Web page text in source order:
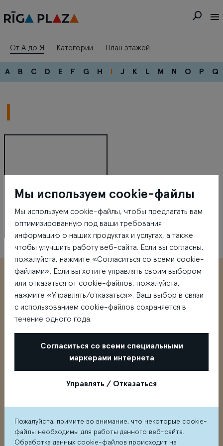
От А до Я Категории План этажей
A B C D E F G H J K L M N O P Q
Ignitis ON elektroauto uzlādes centrs
Центр моды и развлечений
Mūkusalas ielā 71, Rīgā
СмотретьGoogle Maps
Мы используем cookie-файлы
Мы используем cookie-файлы, чтобы предлагать вам
оптимизированную под ваши требования
информацию о наших продуктах и услугах, а также
чтобы улучшить работу веб-сайта. Если вы согласны,
пожалуйста, нажмите «Согласиться со всеми cookie-
файлами». Если вы хотите управлять своим выбором
или отказаться от cookie-файлов, пожалуйста,
нажмите «Управлять/отказаться». Ваш выбор в связи
с использованием cookie-файлов сохраняется в
течение одного года.
Согласиться со всеми специальными
маркерами интернета
Управлять / Отказаться
Пожалуйста, примите во внимание, что некоторые cookie-
файлы необходимы для работы данного веб-сайта.
Обработка данных cookie-файлов происходит на